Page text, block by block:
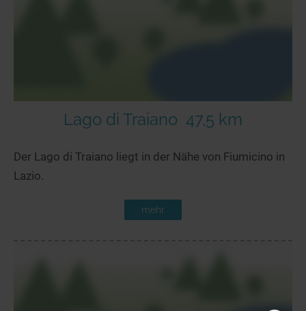
Lago di Traiano 47,5 km
Der Lago di Traiano liegt in der Nähe von Fiumicino in
Lazio.
mehr